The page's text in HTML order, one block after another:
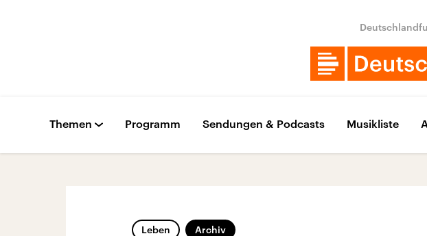
Themen Programm Sendungen & Podcasts Musikliste
Leben Archiv